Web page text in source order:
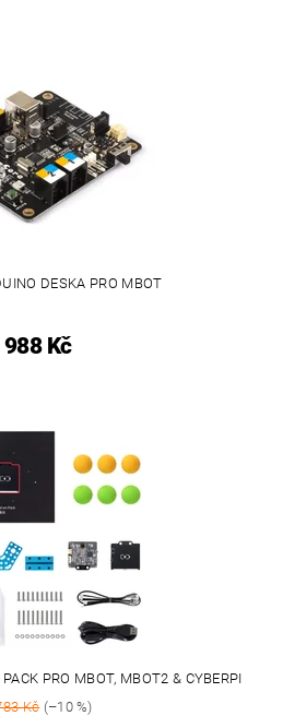
DESKA PRO MBOT
988 Kč
PRO MBOT, MBOT2 & CYBERPI
Kč(–10 %)